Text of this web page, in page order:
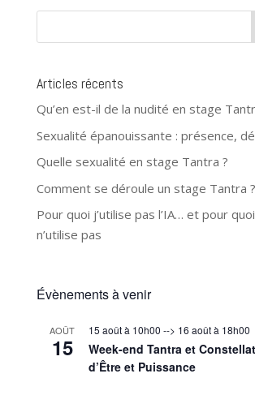
Articles récents
Qu’en est-il de la nudité en stage
Sexualité épanouissante : présence,
Quelle sexualité en stage Tantra ?
Comment se déroule un stage Tantra ?
Pour quoi j’utilise pas l’IA… et pour
n’utilise pas
Évènements à venir
AOÛT
15
15 août à 10h00 --> 16 août à 18h00
Week-end Tantra et
d’Être et Puissance